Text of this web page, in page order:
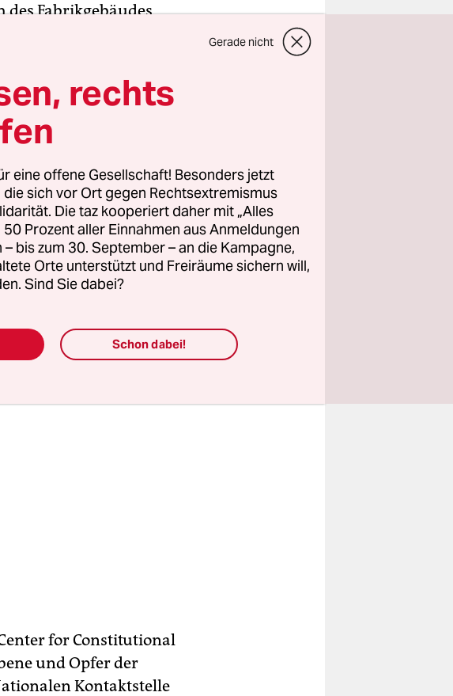
des Fabrikgebäudes
der Tüv Rheinland
seine Tochter in
bei der
Sie werfen dem Tüv
kritischen Zustand
Unternehmen weist
die Textilfirma
2012 besucht. Sein
desselben Jahres.
es unter anderem der
for Constitutional
und Opfer der
Kontaktstelle
Gerade nicht
rechts
eine offene Gesellschaft! Besonders jetzt
sich vor Ort gegen Rechtsextremismus
Die taz kooperiert daher mit „Alles
Prozent aller Einnahmen aus Anmeldungen
– bis zum 30. September – an die Kampagne,
Orte unterstützt und Freiräume sichern will,
Sind Sie dabei?
Schon dabei!